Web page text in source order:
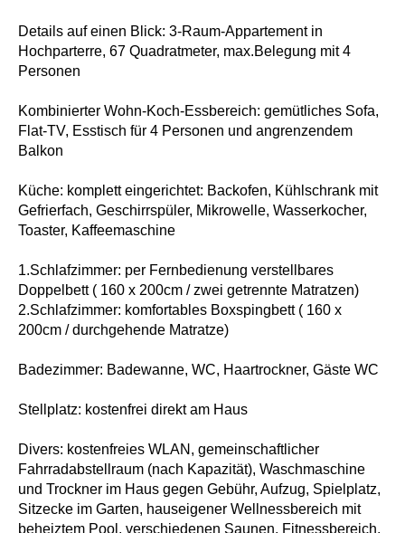
Details auf einen Blick: 3-Raum-Appartement in
Hochparterre, 67 Quadratmeter, max.Belegung mit 4
Personen
Kombinierter Wohn-Koch-Essbereich: gemütliches Sofa,
Flat-TV, Esstisch für 4 Personen und angrenzendem
Balkon
Küche: komplett eingerichtet: Backofen, Kühlschrank mit
Gefrierfach, Geschirrspüler, Mikrowelle, Wasserkocher,
Toaster, Kaffeemaschine
1.Schlafzimmer: per Fernbedienung verstellbares
Doppelbett ( 160 x 200cm / zwei getrennte Matratzen)
2.Schlafzimmer: komfortables Boxspingbett ( 160 x
200cm / durchgehende Matratze)
Badezimmer: Badewanne, WC, Haartrockner, Gäste WC
Stellplatz: kostenfrei direkt am Haus
Divers: kostenfreies WLAN, gemeinschaftlicher
Fahrradabstellraum (nach Kapazität), Waschmaschine
und Trockner im Haus gegen Gebühr, Aufzug, Spielplatz,
Sitzecke im Garten, hauseigener Wellnessbereich mit
beheiztem Pool, verschiedenen Saunen, Fitnessbereich,